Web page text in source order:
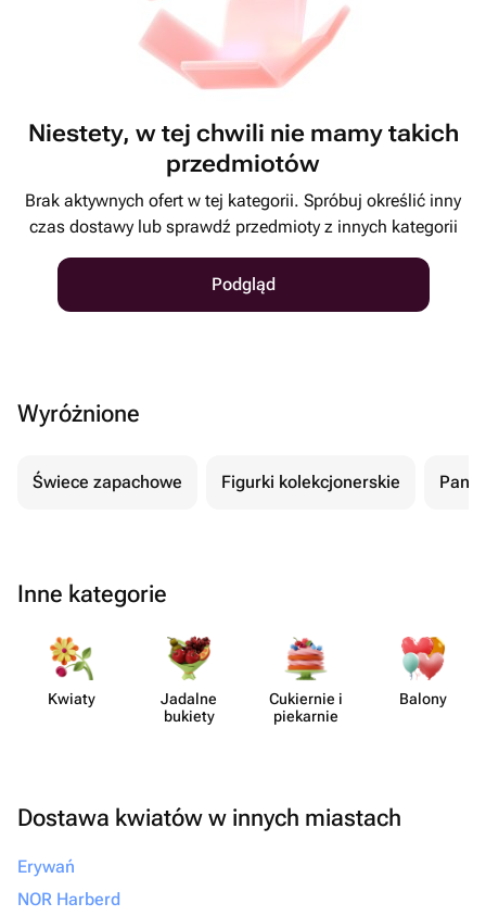
Niestety, w tej chwili nie mamy takich
przedmiotów
Brak aktywnych ofert w tej kategorii. Spróbuj określić inny
czas dostawy lub sprawdź przedmioty z innych kategorii
Podgląd
Wyróżnione
Świece zapachowe Figurki kolekcjonerskie
Inne kategorie
Kwiaty
Jadalne
bukiety
Cukiernie i
piekarnie
Balony
Dostawa kwiatów w innych miastach
Erywań
NOR Harberd